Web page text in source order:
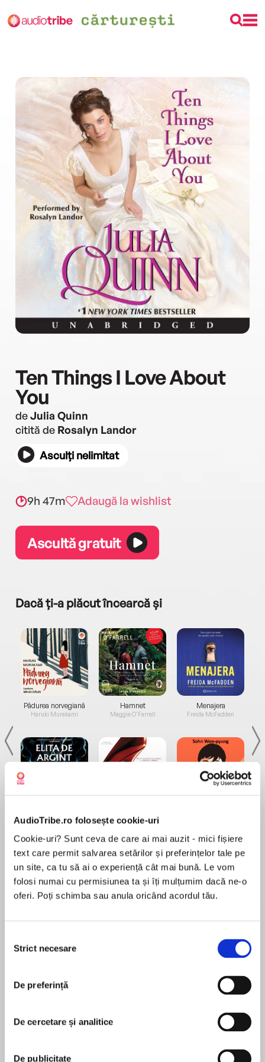
AudioTribe.ro folosește cookie-uri
Cookie-uri? Sunt ceva de care ai mai auzit - mici fișiere
text care permit salvarea setărilor și preferințelor tale pe
un site, ca tu să ai o experiență cât mai bună. Le vom
folosi numai cu permisiunea ta și îți mulțumim dacă ne-o
oferi. Poți schimba sau anula oricând acordul tău.
consimțământului
Strict necesare
De preferință
De cercetare și analitice
De publicitate
Ten Things I Love About
You
deJulia Quinn
citită de Rosalyn Landor
Asculți nelimitat
9h 47m Adaugă la wishlist
Ascultă gratuit
Dacă ți-a plăcut încearcă și
Pădurea norvegiană
Haruki Murakami
de...
Dani Francis
Hamnet
Maggie O'Farrell
la...
Lauren Weisberger
Menajera
Freida McFadden
Desprecarte
A perennial New York Times bestselling author,
whose books have reached as high as #1, Julia
Quinn returns with Ten Things I Love About You,
romance. Author Jill Barnett calls the
MAI MULT
În acest moment nu există recenzii